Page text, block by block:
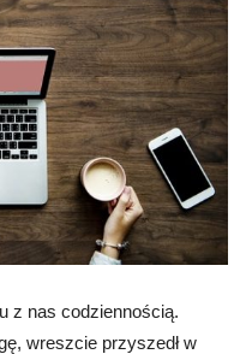
z nas codziennością.
wreszcie przyszedł w